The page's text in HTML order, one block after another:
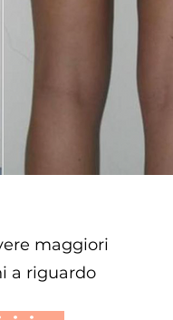
maggiori
a riguardo